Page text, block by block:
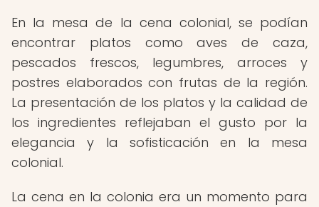
En la mesa de la cena colonial, se podían
encontrar platos como aves de caza,
pescados frescos, legumbres, arroces y
postres elaborados con frutas de la región.
La presentación de los platos y la calidad de
los ingredientes reflejaban el gusto por la
elegancia y la sofisticación en la mesa
colonial.
La cena en la colonia era un momento para